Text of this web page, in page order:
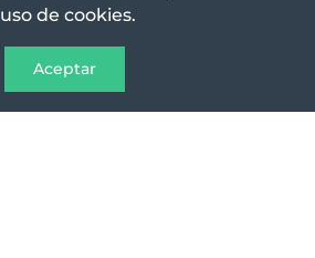
uso de cookies.
Aceptar